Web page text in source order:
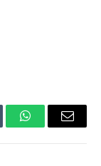
WhatsAppEmail